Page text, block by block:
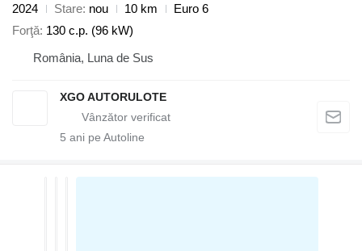
2024
Stare nou 10 km
Euro 6
Forţă 130 c.p. (96 kW)
România, Luna de Sus
XGO AUTORULOTE
5 ani pe Autoline